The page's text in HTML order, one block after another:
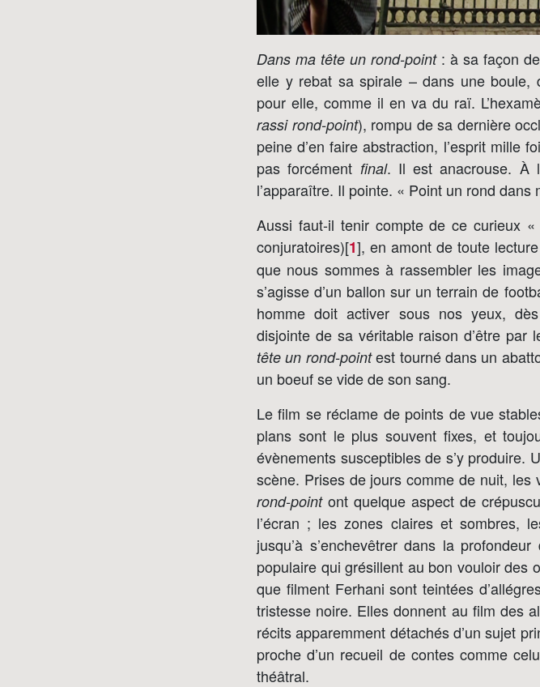
Dans ma tête un rond-point: à sa façon
elle y rebat sa spirale – dans une boule,
pour elle, comme il en va du raï.
rassi rond-point), rompu de sa dernière
peine d’en faire abstraction, l’esprit mille
pas forcément final. Il est anacrouse. À
l’apparaître. Il pointe. « Point un rond dans
Aussi faut-il tenir compte de ce curieux
conjuratoires)[1], en amont de toute
que nous sommes à rassembler les
s’agisse d’un ballon sur un terrain de
homme doit activer sous nos yeux,
disjointe de sa véritable raison d’être par
tête un rond-pointest tourné dans un
un boeuf se vide de son sang.
Le film se réclame de points de vue
plans sont le plus souvent fixes, et
évènements susceptibles de s’y produire.
scène. Prises de jours comme de nuit, les
rond-pointont quelque aspect de
l’écran ; les zones claires et sombres,
jusqu’à s’enchevêtrer dans la
populaire qui grésillent au bon vouloir des
que filment Ferhani sont teintées
tristesse noire. Elles donnent au film des
récits apparemment détachés d’un sujet
proche d’un recueil de contes comme
théâtral.